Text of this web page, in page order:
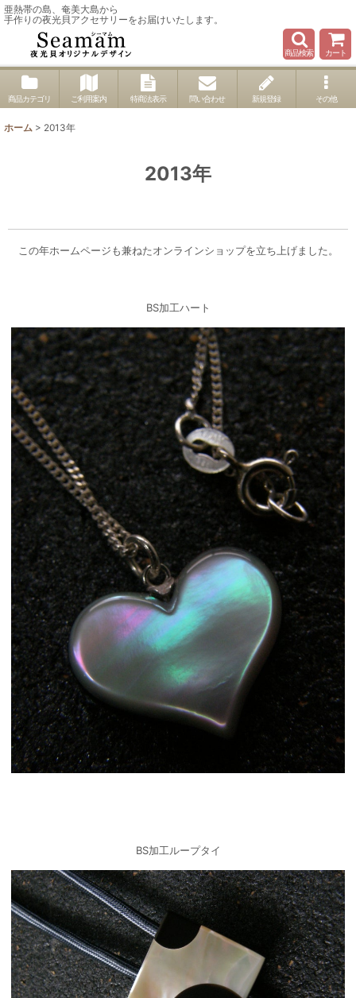
亜熱帯の島、奄美大島から
手作りの夜光貝アクセサリーをお届けいたします。
商品検索 カート
商品カテゴリ ご利用案内 特商法表示 問い合わせ 新規登録 その他
ホーム > 2013年
2013年
この年ホームページも兼ねたオンラインショップを立ち上げました。
BS加工ハート
BS加工ループタイ